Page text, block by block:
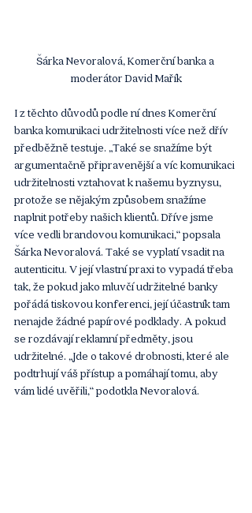
Šárka Nevoralová, Komerční banka a
moderátor David Mařík
I z těchto důvodů podle ní dnes Komerční
banka komunikaci udržitelnosti více než dřív
předběžně testuje. „Také se snažíme být
argumentačně připravenější a víc komunikaci
udržitelnosti vztahovat k našemu byznysu,
protože se nějakým způsobem snažíme
naplnit potřeby našich klientů. Dříve jsme
více vedli brandovou komunikaci,“ popsala
Šárka Nevoralová. Také se vyplatí vsadit na
autenticitu. V její vlastní praxi to vypadá třeba
tak, že pokud jako mluvčí udržitelné banky
pořádá tiskovou konferenci, její účastník tam
nenajde žádné papírové podklady. A pokud
se rozdávají reklamní předměty, jsou
udržitelné. „Jde o takové drobnosti, které ale
podtrhují váš přístup a pomáhají tomu, aby
vám lidé uvěřili,“ podotkla Nevoralová.